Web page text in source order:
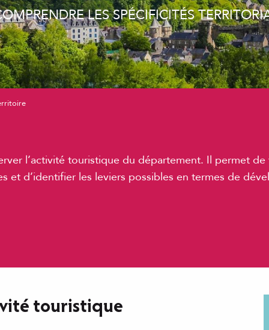
LES SPÉCIFICITÉS
l’activité touristique du département. Il permet
et d’identifier les leviers possibles en termes de
touristique